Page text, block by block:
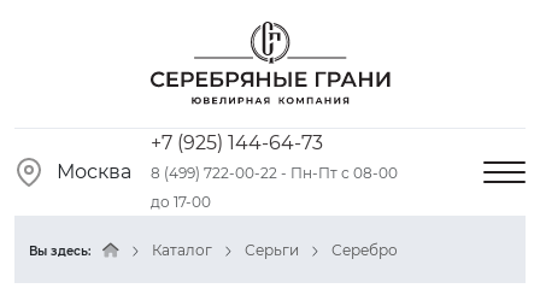
Москва
+7 (925) 144-64-73
8 (499) 722-00-22 - Пн-Пт с 08-00
до 17-00
Вы здесь: Каталог Серьги Серебро